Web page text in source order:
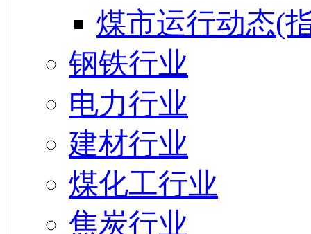
煤市运行动态(
钢铁行业
电力行业
建材行业
煤化工行业
焦炭行业